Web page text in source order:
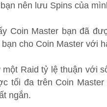
nên lưu Spins của
Coin Master bạn đã
cho Coin Master với
Raid tỷ lệ thuận với
tối đa trên Coin
ngắn.